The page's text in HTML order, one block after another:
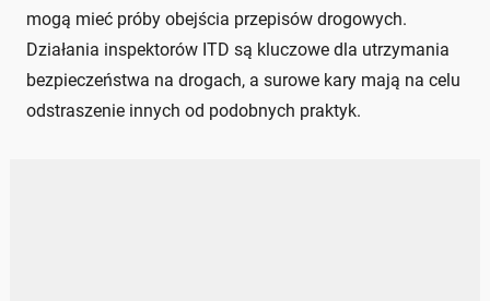
mogą mieć próby obejścia przepisów drogowych.
Działania inspektorów ITD są kluczowe dla utrzymania
bezpieczeństwa na drogach, a surowe kary mają na celu
odstraszenie innych od podobnych praktyk.